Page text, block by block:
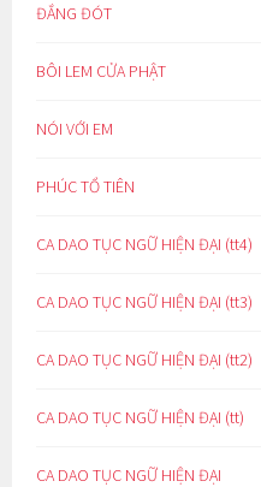
ĐẮNG ĐÓT
BÔI LEM CỬA PHẬT
NÓI VỚI EM
PHÚC TỔ TIÊN
CA DAO TỤC NGỮ HIỆN ĐẠI (tt4)
CA DAO TỤC NGỮ HIỆN ĐẠI (tt3)
CA DAO TỤC NGỮ HIỆN ĐẠI (tt2)
CA DAO TỤC NGỮ HIỆN ĐẠI (tt)
CA DAO TỤC NGỮ HIỆN ĐẠI